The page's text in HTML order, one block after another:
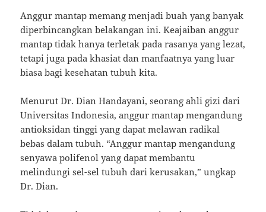
Anggur mantap memang menjadi buah yang banyak
diperbincangkan belakangan ini. Keajaiban anggur
mantap tidak hanya terletak pada rasanya yang lezat,
tetapi juga pada khasiat dan manfaatnya yang luar
biasa bagi kesehatan tubuh kita.
Menurut Dr. Dian Handayani, seorang ahli gizi dari
Universitas Indonesia, anggur mantap mengandung
antioksidan tinggi yang dapat melawan radikal
bebas dalam tubuh. “Anggur mantap mengandung
senyawa polifenol yang dapat membantu
melindungi sel-sel tubuh dari kerusakan,” ungkap
Dr. Dian.